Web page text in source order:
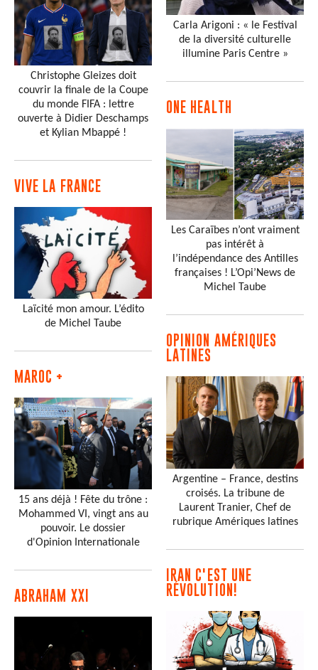
Christophe Gleizes doit
couvrir la finale de la Coupe
du monde FIFA : lettre
ouverte à Didier Deschamps
et Kylian Mbappé !
VIVE LA FRANCE
Laïcité mon amour. L’édito
de Michel Taube
MAROC +
15 ans déjà ! Fête du trône :
Mohammed VI, vingt ans au
pouvoir. Le dossier
d'Opinion Internationale
ABRAHAM XXI
Carla Arigoni : « le Festival
de la diversité culturelle
illumine Paris Centre »
ONE HEALTH
Les Caraïbes n’ont vraiment
pas intérêt à
l’indépendance des Antilles
françaises ! L’Opi’News de
Michel Taube
OPINION AMÉRIQUES
LATINES
Argentine – France, destins
croisés. La tribune de
Laurent Tranier, Chef de
rubrique Amériques latines
IRAN C'EST UNE
RÉVOLUTION!